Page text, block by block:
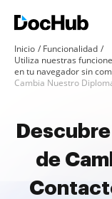
Inicio
Funcionalidad
Utiliza nuestras
en tu navegador sin
Cambia Nuestro
de